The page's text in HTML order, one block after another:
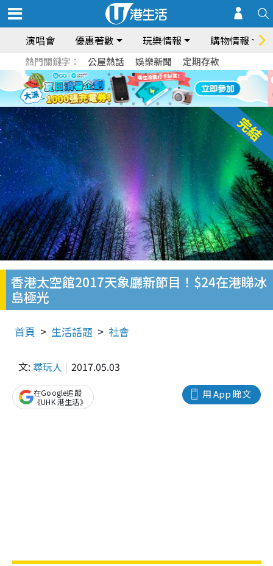
演唱會 優惠著數 玩樂情報 購物情報
熱門關鍵字： 公屋熱話 娛樂新聞 定期存款
香港太空館2017天象廳新節目！$24在港睇冰
島極光
首頁 生活話題 社會
文: 尋玩人 2017.05.03
用 App 睇文
在Google追蹤
《UHK 港生活》